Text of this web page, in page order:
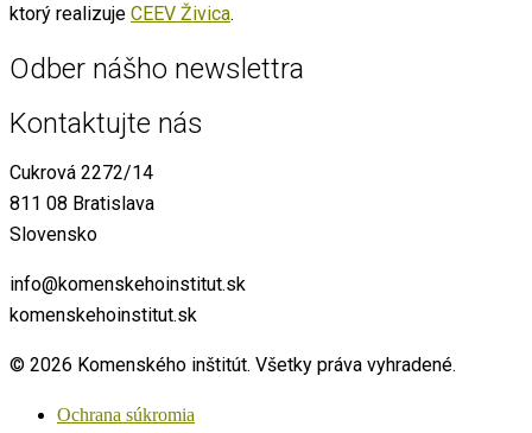
ktorý realizuje CEEV Živica.
Odber nášho newslettra
Kontaktujte nás
Cukrová 2272/14
811 08 Bratislava
Slovensko
info@komenskehoinstitut.sk
komenskehoinstitut.sk
© 2026 Komenského inštitút. Všetky práva vyhradené.
Ochrana súkromia